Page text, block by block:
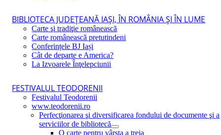
BIBLIOTECA JUDEŢEANĂ IAŞI, ÎN ROMÂNIA ŞI ÎN LUME
Carte şi tradiţie românească
Carte românească pretutindeni
Conferințele BJ Iași
Cât de departe e America?
La Izvoarele Înţelepciunii
FESTIVALUL TEODORENII
Festivalul Teodorenii
www.teodorenii.ro
Perfecţionarea şi diversificarea fondului de documente şi a
serviciilor de bibliotecă
O carte pentru vârsta a treia